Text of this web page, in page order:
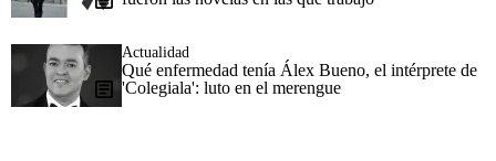
Actualidad
Qué enfermedad tenía Álex Bueno, el intérprete de
'Colegiala': luto en el merengue